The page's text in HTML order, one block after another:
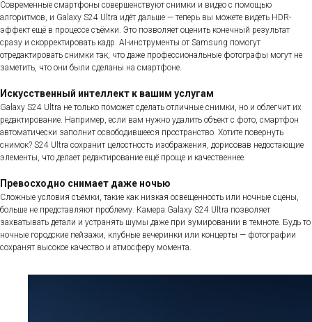
Современные смартфоны совершенствуют снимки и видео с помощью
алгоритмов, и Galaxy S24 Ultra идёт дальше — теперь вы можете видеть HDR-
эффект ещё в процессе съёмки. Это позволяет оценить конечный результат
сразу и скорректировать кадр. AI-инструменты от Samsung помогут
отредактировать снимки так, что даже профессиональные фотографы могут не
заметить, что они были сделаны на смартфоне.
Искусственный интеллект к вашим услугам
Galaxy S24 Ultra не только поможет сделать отличные снимки, но и облегчит их
редактирование. Например, если вам нужно удалить объект с фото, смартфон
автоматически заполнит освободившееся пространство. Хотите повернуть
снимок? S24 Ultra сохранит целостность изображения, дорисовав недостающие
элементы, что делает редактирование ещё проще и качественнее.
Превосходно снимает даже ночью
Сложные условия съёмки, такие как низкая освещенность или ночные сцены,
больше не представляют проблему. Камера Galaxy S24 Ultra позволяет
захватывать детали и устранять шумы даже при зумировании в темноте. Будь то
ночные городские пейзажи, клубные вечеринки или концерты — фотографии
сохранят высокое качество и атмосферу момента.